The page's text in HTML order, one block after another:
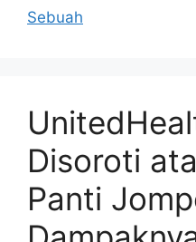
Sebuah
Disoroti
Panti